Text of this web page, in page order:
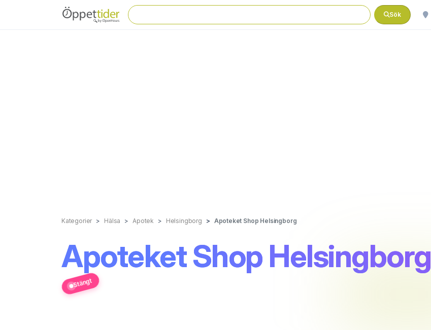
Sök
Kategorier Hälsa Apotek Helsingborg Apoteket Shop Helsingborg
Apoteket Shop Helsingborg
Stängt